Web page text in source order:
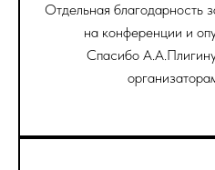
Отдельная благодарность
на конференции и
Спасибо